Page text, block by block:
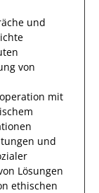
und
von
mit
und
Lösungen
ethischen